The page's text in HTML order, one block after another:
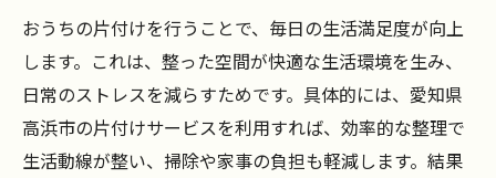
おうちの片付けを行うことで、毎日の生活満足度が向上
します。これは、整った空間が快適な生活環境を生み、
日常のストレスを減らすためです。具体的には、愛知県
高浜市の片付けサービスを利用すれば、効率的な整理で
生活動線が整い、掃除や家事の負担も軽減します。結果